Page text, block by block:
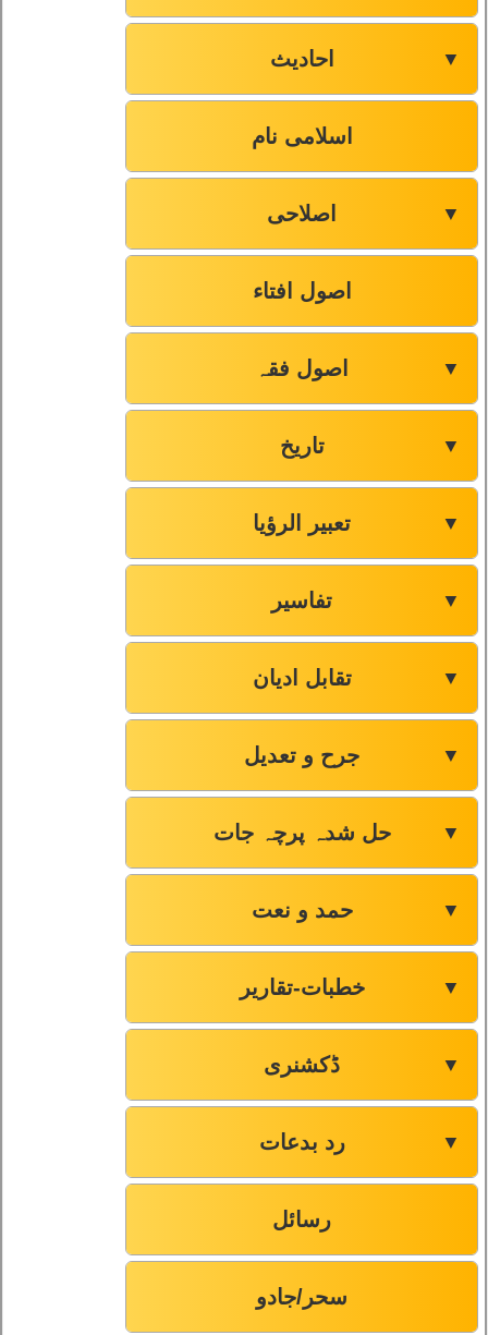
احادیث ▼
اسلامی نام
اصلاحی ▼
اصول افتاء
اصول فقہ ▼
تاریخ ▼
تعبیر الرؤیا ▼
تفاسیر ▼
تقابل ادیان ▼
جرح و تعدیل ▼
حل شدہ پرچہ جات ▼
حمد و نعت ▼
خطبات-تقاریر ▼
ڈکشنری ▼
رد بدعات ▼
رسائل
سحر/جادو